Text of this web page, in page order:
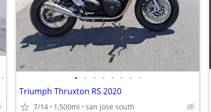
• • • • • • • • •
Triumph Thruxton RS 2020
7/14 1,500mi san jose south